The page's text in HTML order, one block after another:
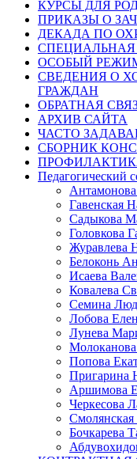
КУРСЫ ДЛЯ
ПРИКАЗЫ О
ДЕКАДА ПО
СПЕЦИАЛЬНАЯ
ОСОБЫЙ РЕЖИМ
СВЕДЕНИЯ О
ГРАЖДАН
ОБРАТНАЯ
АРХИВ САЙТА
ЧАСТО
СБОРНИК
Педагогический
Гавенская
Садыкова
Головкова
Журавлева
Белоконь
Исаева
Ковалева
Семина
Лобова
Лунева
Попова
Пригарина
Аршимова
Черкесова
Смолянская
Бочкарева